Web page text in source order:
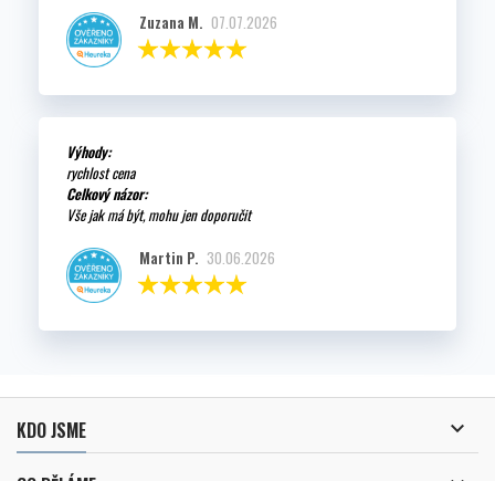
Zuzana M. 07.07.2026
Výhody:
rychlost cena
Celkový názor:
Vše jak má být, mohu jen doporučit
Martin P. 30.06.2026
KDO JSME 